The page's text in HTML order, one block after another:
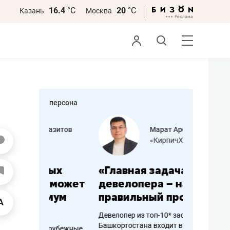
Казань 16.4 °С Москва 20 °С
персона
Марат Арсланов
«КирпичХолдинг»
«Главная задача
девелопера – найти
правильный продукт»
Девелопер из топ-10* застройщиков
Башкортостана входит в Татарстан